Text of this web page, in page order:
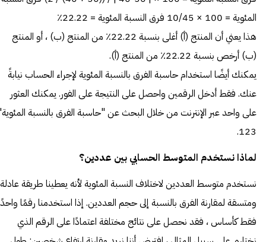
المئوية = 100 × 10/45 فرق النسبة المئوية = 22.22٪
هذا يعني أن المنتج (أ) أغلى بنسبة 22.22٪ من المنتج (ب) ، أو المنتج
(ب) أرخص بنسبة 22.22٪ من المنتج (أ).
يمكنك أيضًا استخدام حاسبة الفرق بالنسبة المئوية لإجراء الحساب نيابةً
عنك. فقط أدخل الرقمين واحصل على النتيجة على الفور. يمكنك العثور
على واحد عبر الإنترنت من خلال البحث عن "حاسبة الفرق بالنسبة
123.
لماذا نستخدم المتوسط الحسابي بين عددين؟
نستخدم متوسط العددين لاختلاف النسبة المئوية لأنه يعطينا طريقة عادلة
ومتسقة لمقارنة الفرق بالنسبة إلى حجم العددين. إذا استخدمنا رقمًا
فقط كأساس ، فقد نحصل على نتائج مختلفة اعتمادًا على الرقم الذي